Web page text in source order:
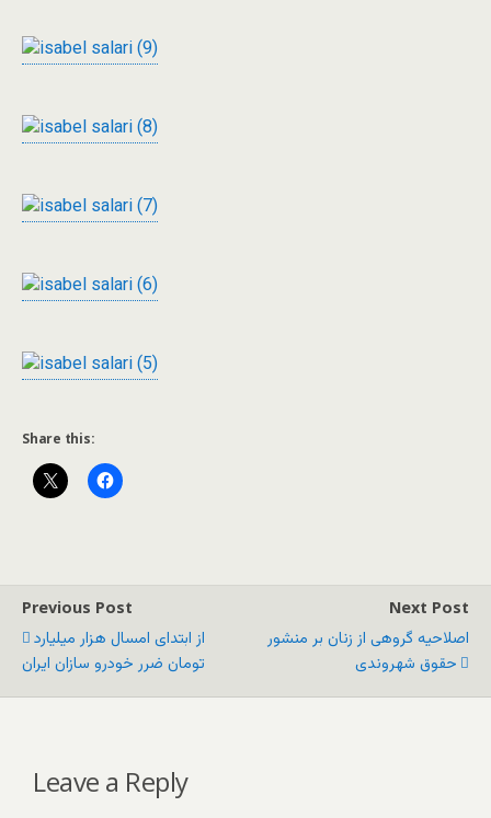
Share this:
Previous Post
از ابتدای امسال هزار ميليارد
تومان ضرر خودرو سازان ايران
Next Post
اصلاحیه گروهی از زنان بر منشور
حقوق شهروندی
Leave a Reply